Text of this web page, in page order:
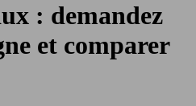
: demandez
et comparer